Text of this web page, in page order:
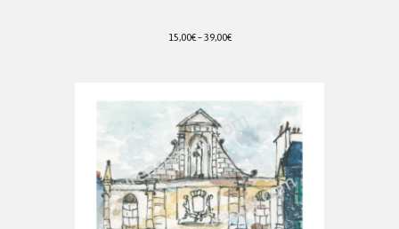
15,00€–39,00€
plusieurs
variations.
Les
options
peuvent
être
choisies